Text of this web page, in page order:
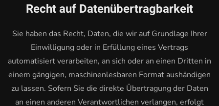
Recht auf Daten­übertrag­barkeit
Sie haben das Recht, Daten, die wir auf Grundlage Ihrer
Einwilligung oder in Erfüllung eines Vertrags
automatisiert verarbeiten, an sich oder an einen Dritten in
einem gängigen, maschinenlesbaren Format aushändigen
zu lassen. Sofern Sie die direkte Übertragung der Daten
an einen anderen Verantwortlichen verlangen, erfolgt